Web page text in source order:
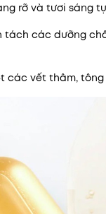
rỡ và tươi sáng
tách các dưỡng
các vết thâm,